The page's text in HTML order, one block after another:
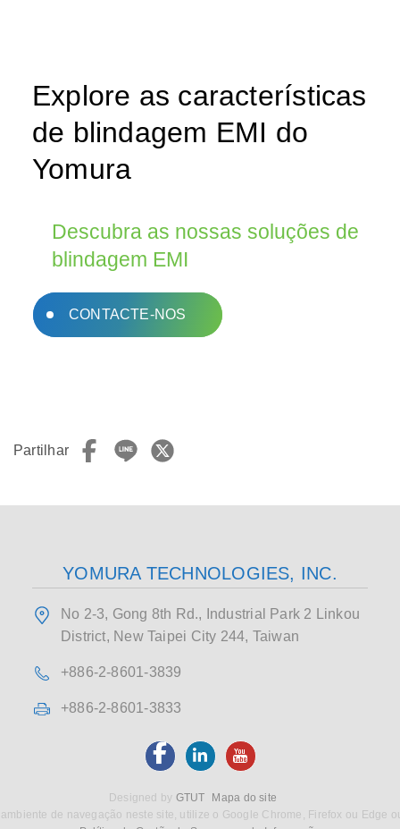
Explore as características
de blindagem EMI do
Yomura
Descubra as nossas soluções de
blindagem EMI
Mergulhe nos recursos avançados de
blindagem EMI do Yomura. Contacte-nos para
CONTACTE-NOS
Partilhar
YOMURA TECHNOLOGIES, INC.
No 2-3, Gong 8th Rd., Industrial Park 2 Linkou
District, New Taipei City 244, Taiwan
+886-2-8601-3839
+886-2-8601-3833
Designed by GTUT
Mapa do site
de navegação neste site, utilize o Google Chrome, Firefox ou Edge